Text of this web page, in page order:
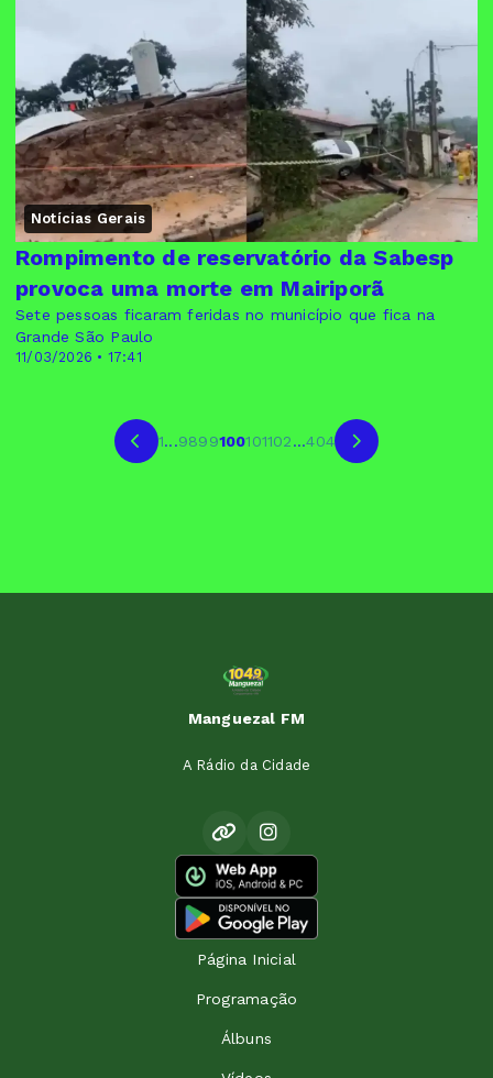
Notícias Gerais
11/03/2026 • 17:41
Rompimento de reservatório da Sabesp
provoca uma morte em Mairiporã
Sete pessoas ficaram feridas no município que fica na
Grande São Paulo
1...9899100101102...404
Manguezal FM
A Rádio da Cidade
Página Inicial
Programação
Álbuns